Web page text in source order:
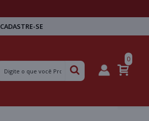
CADASTRE-SE
0